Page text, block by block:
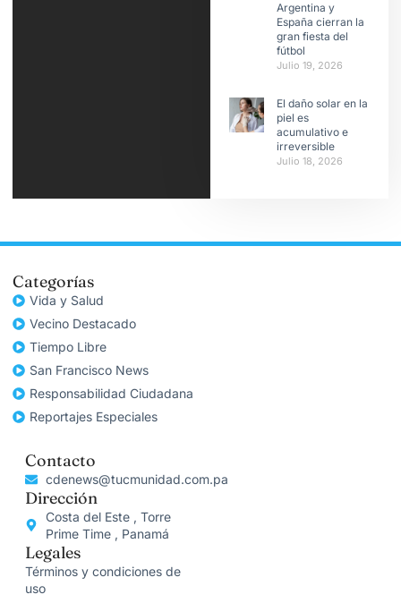
Argentina y
España cierran la
gran fiesta del
fútbol
Julio 19, 2026
El daño solar en la
piel es
acumulativo e
irreversible
Julio 18, 2026
Categorías
Vida y Salud
Vecino Destacado
Tiempo Libre
San Francisco News
Responsabilidad Ciudadana
Reportajes Especiales
Contacto
cdenews@tucmunidad.com.pa
Dirección
Costa del Este , Torre
Prime Time , Panamá
Legales
Términos y condiciones de
uso